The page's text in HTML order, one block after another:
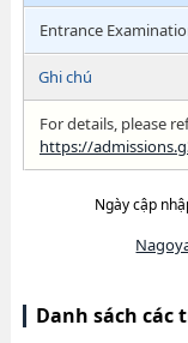
Entrance
Ghi chú
For details, please
https://
Ngày cập
Danh sách các